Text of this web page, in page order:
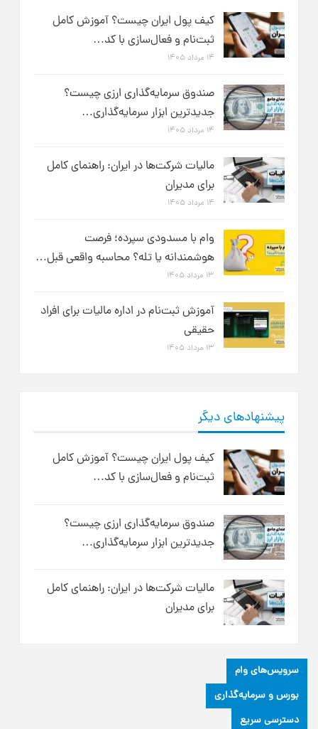
کیف پول ایران چیست؟ آموزش کامل
ثبت‌نام و فعال‌سازی با کد…
۱۴ مرداد ۱۴۰۵
صندوق سرمایه‌گذاری ارزی چیست؟
جدیدترین ابزار سرمایه‌گذاری…
۱۴ مرداد ۱۴۰۵
مالیات شرکت‌ها در ایران: راهنمای کامل
برای مدیران
۱۴ مرداد ۱۴۰۵
وام با مسدودی سپرده؛ فرصت
هوشمندانه یا تله؟ محاسبه واقعی قبل…
۱۳ مرداد ۱۴۰۵
آموزش ثبت‌نام در اداره مالیات برای افراد
حقیقی
۱۳ مرداد ۱۴۰۵
پیشنهادهای دیگر
کیف پول ایران چیست؟ آموزش کامل
ثبت‌نام و فعال‌سازی با کد…
صندوق سرمایه‌گذاری ارزی چیست؟
جدیدترین ابزار سرمایه‌گذاری…
مالیات شرکت‌ها در ایران: راهنمای کامل
برای مدیران
سرویس‌های وام
بورس و سرمایه‌گذاری
دسترسی سریع